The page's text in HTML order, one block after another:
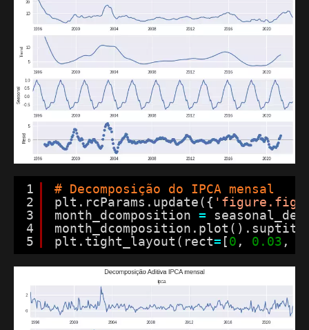
1
2
3
4
5
# Decomposição do IPCA mensal
plt.rcParams.update({
month_dcomposition =
plt.tight_layout(rect= [0 , 0.03 ,